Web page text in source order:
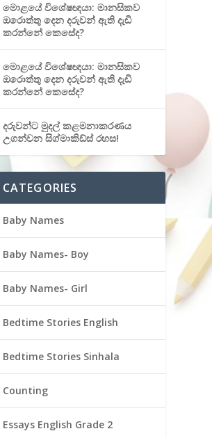
මොළයේ විශේෂඥයා: මානසිකව
ඔරොත්තු දෙන දරුවන් ඇති දැඩි
කරන්නේ කෙසේද?
මොළයේ විශේෂඥයා: මානසිකව
ඔරොත්තු දෙන දරුවන් ඇති දැඩි
කරන්නේ කෙසේද?
දරුවන්ට මුදල් කළමනාකරණය
උගන්වන සිග්මාකිඩ්ස් රහස!
CATEGORIES
Baby Names
Baby Names- Boy
Baby Names- Girl
Bedtime Stories English
Bedtime Stories Sinhala
Counting
Essays English Grade 2